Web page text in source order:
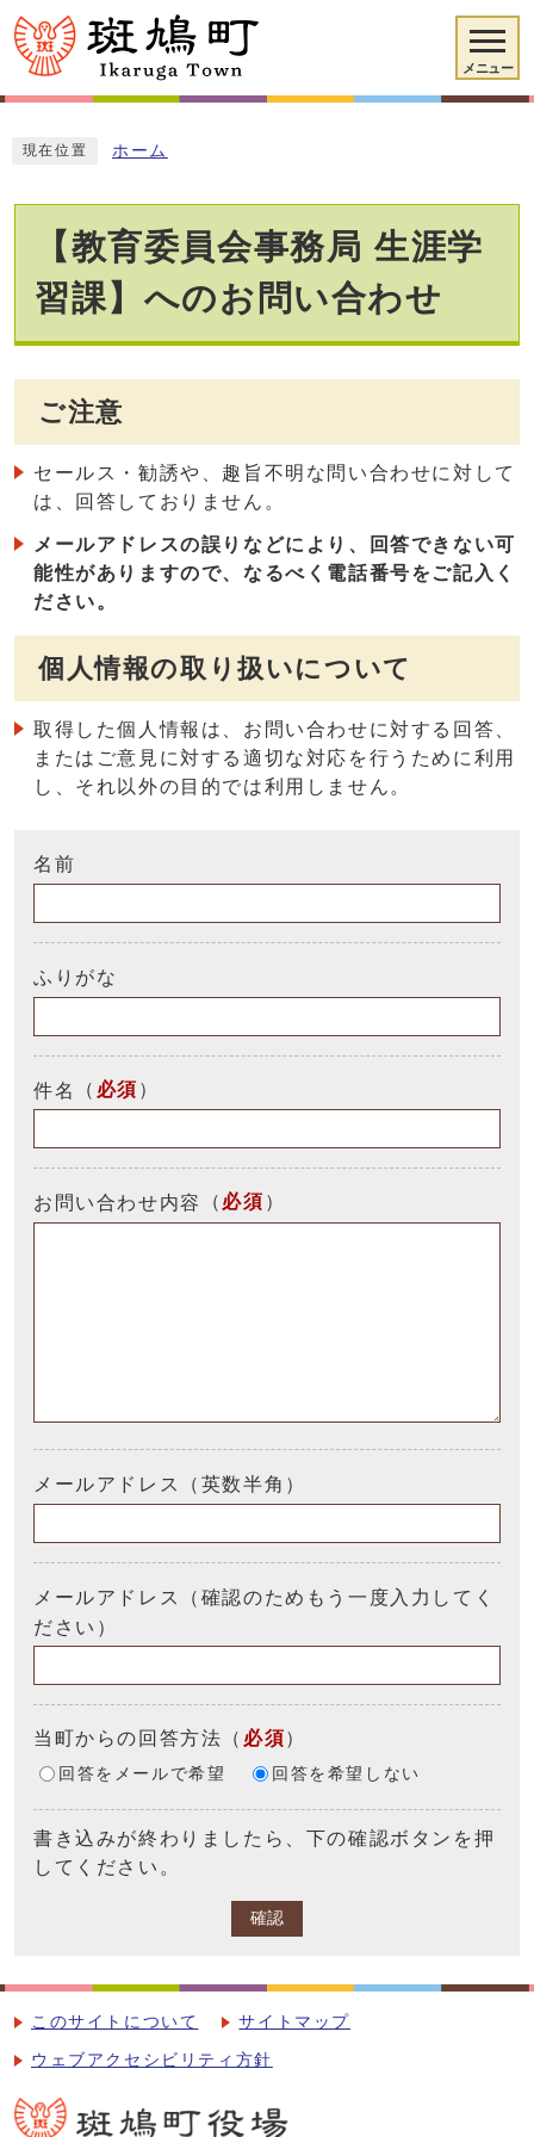
メニュー
現在位置 ホーム
【教育委員会事務局 生涯学
習課】へのお問い合わせ
ご注意
セールス・勧誘や、趣旨不明な問い合わせに対して
は、回答しておりません。
メールアドレスの誤りなどにより、回答できない可
能性がありますので、なるべく電話番号をご記入く
ださい。
個人情報の取り扱いについて
取得した個人情報は、お問い合わせに対する回答、
またはご意見に対する適切な対応を行うために利用
し、それ以外の目的では利用しません。
名前
ふりがな
件名 （ 必須 ）
お問い合わせ内容 （ 必須 ）
メールアドレス（英数半角）
メールアドレス（確認のためもう一度入力してく
ださい）
当町からの回答方法 （ 必須）
回答をメールで希望 回答を希望しない
書き込みが終わりましたら、下の確認ボタンを押
してください。
確認
このサイトについて サイトマップ
ウェブアクセシビリティ方針